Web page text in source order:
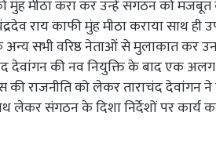
मुंह मीठा करा कर उन्हें संगठन को मजबूत
राय काफी मुंह मीठा कराया साथ ही
सभी वरिष्ठ नेताओं से मुलाकात कर
देवांगन की नव नियुक्ति के बाद एक अलग
राजनीति को लेकर ताराचंद देवांगन ने
संगठन के दिशा निर्देशों पर कार्य